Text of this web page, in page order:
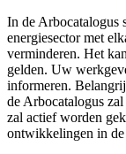
In de Arbocatalogus
energiesector met
verminderen. Het
gelden. Uw
informeren.
de Arbocatalogus
zal actief worden
ontwikkelingen in